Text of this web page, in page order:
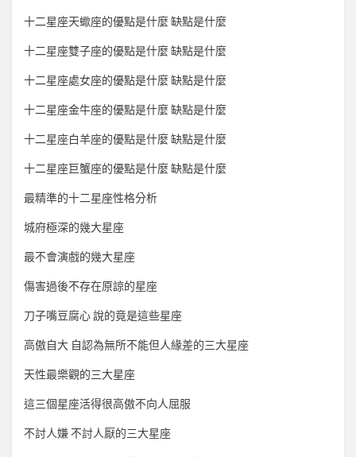
十二星座天蠍座的優點是什麼 缺點是什麼
十二星座雙子座的優點是什麼 缺點是什麼
十二星座處女座的優點是什麼 缺點是什麼
十二星座金牛座的優點是什麼 缺點是什麼
十二星座白羊座的優點是什麼 缺點是什麼
十二星座巨蟹座的優點是什麼 缺點是什麼
最精準的十二星座性格分析
城府極深的幾大星座
最不會演戲的幾大星座
傷害過後不存在原諒的星座
刀子嘴豆腐心 說的竟是這些星座
高傲自大 自認為無所不能但人緣差的三大星座
天性最樂觀的三大星座
這三個星座活得很高傲不向人屈服
不討人嫌 不討人厭的三大星座